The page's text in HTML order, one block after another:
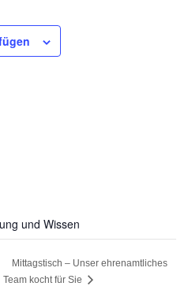
und Wissen
Mittagstisch – Unser ehrenamtliches
Team kocht für Sie